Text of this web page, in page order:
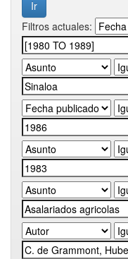
Filtros actuales: